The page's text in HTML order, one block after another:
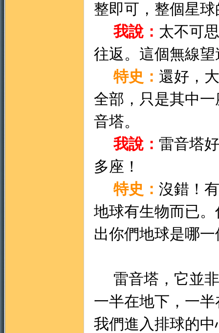
整即可，整個星
我說： 太不可
往返。這個無線
特史： 還好，
全部，只是其中
音塔。
我說： 雷音塔
多座！
特史： 沒錯！
地球有生物而已
出你們地球是哪
雷音塔，它並非
一半在地下，一
我們進入排球的